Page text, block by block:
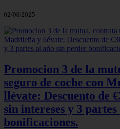
02/08/2025
Promocion 3 de la
seguro de coche con
llévate: Descuento de
sin intereses y 3
bonificaciones.